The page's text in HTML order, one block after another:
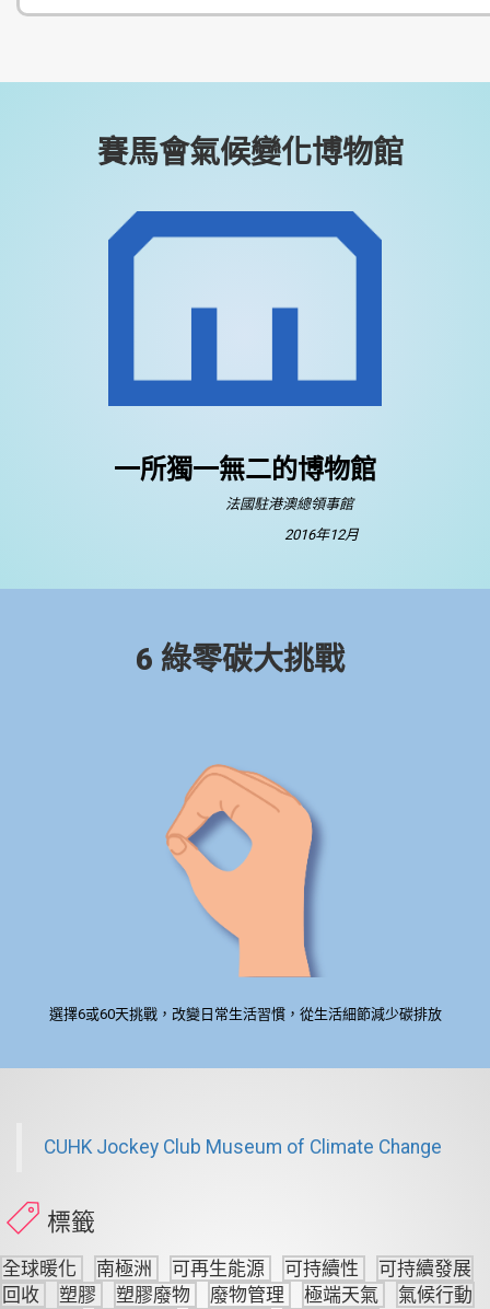
賽馬會氣候變化博物館
一所獨一無二的博物館
法國駐港澳總領事館
2016年12月
6 綠零碳大挑戰
選擇6或60天挑戰，改變日常生活習慣，從生活細節減少碳排放
CUHK Jockey Club Museum of Climate Change
標籤
全球暖化 南極洲 可再生能源 可持續性
可持續發展
回收
塑膠 塑膠廢物 廢物管理 極端天氣 氣候行動